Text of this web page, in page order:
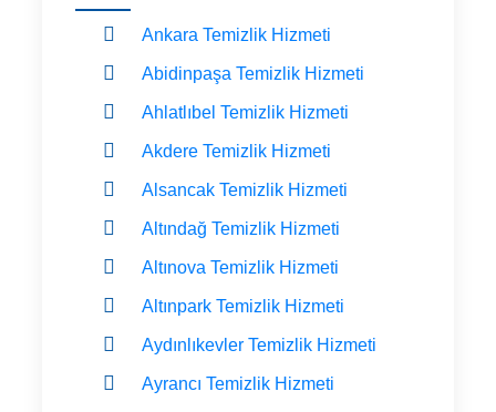
Ankara Temizlik Hizmeti
Abidinpaşa Temizlik Hizmeti
Ahlatlıbel Temizlik Hizmeti
Akdere Temizlik Hizmeti
Alsancak Temizlik Hizmeti
Altındağ Temizlik Hizmeti
Altınova Temizlik Hizmeti
Altınpark Temizlik Hizmeti
Aydınlıkevler Temizlik Hizmeti
Ayrancı Temizlik Hizmeti